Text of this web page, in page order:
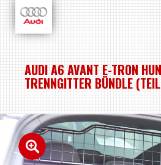
AUDI A6 AVANT E-TRON
TRENNGITTER BÜNDLE